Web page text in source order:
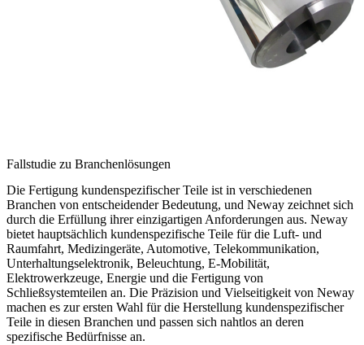
Fallstudie zu Branchenlösungen
Die Fertigung kundenspezifischer Teile ist in verschiedenen
Branchen von entscheidender Bedeutung, und Neway zeichnet sich
durch die Erfüllung ihrer einzigartigen Anforderungen aus. Neway
bietet hauptsächlich kundenspezifische Teile für die Luft- und
Raumfahrt, Medizingeräte, Automotive, Telekommunikation,
Unterhaltungselektronik, Beleuchtung, E-Mobilität,
Elektrowerkzeuge, Energie und die Fertigung von
Schließsystemteilen an. Die Präzision und Vielseitigkeit von Neway
machen es zur ersten Wahl für die Herstellung kundenspezifischer
Teile in diesen Branchen und passen sich nahtlos an deren
spezifische Bedürfnisse an.